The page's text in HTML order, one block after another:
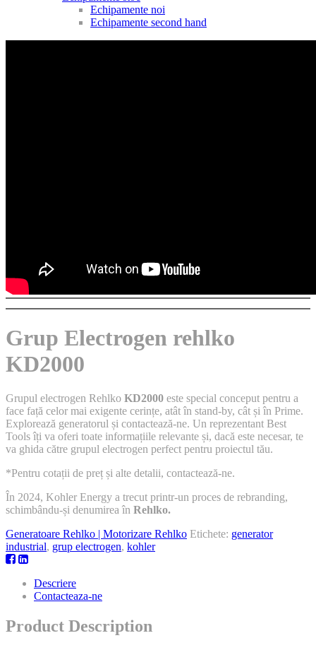
Echipamente noi
Echipamente second hand
Grup Electrogen rehlko
KD2000
Grupul electrogen Rehlko KD2000 este special conceput pentru a
face față celor mai exigente cerințe, atât în stand-by, cât și în Prime.
Explorează generatorul și contactează-ne. Un reprezentant Best
Tools îți va oferi toate informațiile relevante și, dacă este necesar, te
va ghida către grupul electrogen perfect pentru proiectul tău.
*Pentru cotații de preț și alte detalii, contactează-ne.
În 2024, Kohler Energy a trecut printr-un proces de rebranding,
schimbându-și denumirea în Rehlko.
Generatoare Rehlko | Motorizare Rehlko Etichete: generator
industrial, grup electrogen, kohler
Descriere
Contacteaza-ne
Product Description